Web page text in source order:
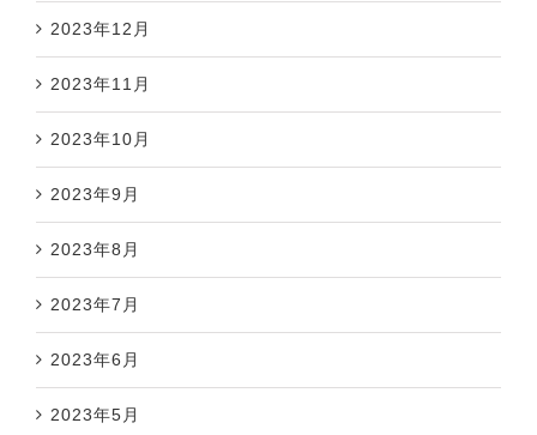
2023年12月
2023年11月
2023年10月
2023年9月
2023年8月
2023年7月
2023年6月
2023年5月